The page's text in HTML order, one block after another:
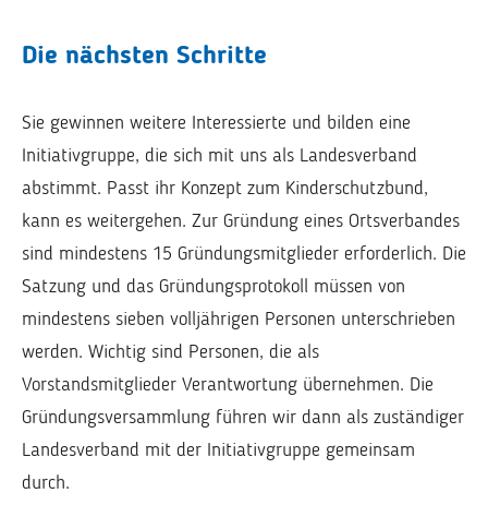
Die nächsten Schritte
Sie gewinnen weitere Interessierte und bilden eine
Initiativ­gruppe, die sich mit uns als Landesverband
abstimmt. Passt ihr Konzept zum Kinderschutzbund,
kann es weitergehen. Zur Gründung eines Ortsverbandes
sind mindestens 15 Gründungsmitglieder erforderlich. Die
Satzung und das Gründungsprotokoll müssen von
mindestens sieben volljährigen Personen unterschrieben
werden. Wichtig sind Personen, die als
Vorstandsmitglieder Verantwortung übernehmen. Die
Gründungsversammlung führen wir dann als zuständiger
Landesverband mit der Initiativgruppe gemeinsam
durch.